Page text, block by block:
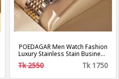
POEDAGAR Men Watch Fashion
Luxury Stainless Stain Business
Quartz Watches Waterproof
Luminous Week Date Men‘s
Tk 2550 Tk 1750